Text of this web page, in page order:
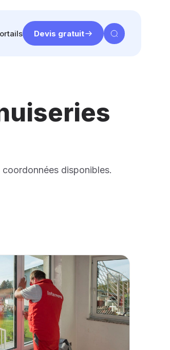
Devis gratuit
disponibles.